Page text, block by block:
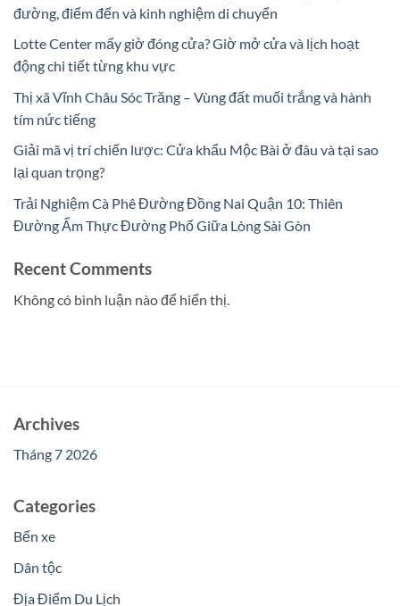
đường, điểm đến và kinh nghiệm di chuyển
Lotte Center mấy giờ đóng cửa? Giờ mở cửa và lịch hoạt
động chi tiết từng khu vực
Thị xã Vĩnh Châu Sóc Trăng – Vùng đất muối trắng và hành
tím nức tiếng
Giải mã vị trí chiến lược: Cửa khẩu Mộc Bài ở đâu và tại sao
lại quan trọng?
Trải Nghiệm Cà Phê Đường Đồng Nai Quận 10: Thiên
Đường Ẩm Thực Đường Phố Giữa Lòng Sài Gòn
Recent Comments
Không có bình luận nào để hiển thị.
Archives
Tháng 7 2026
Categories
Bến xe
Dân tộc
Địa Điểm Du Lịch